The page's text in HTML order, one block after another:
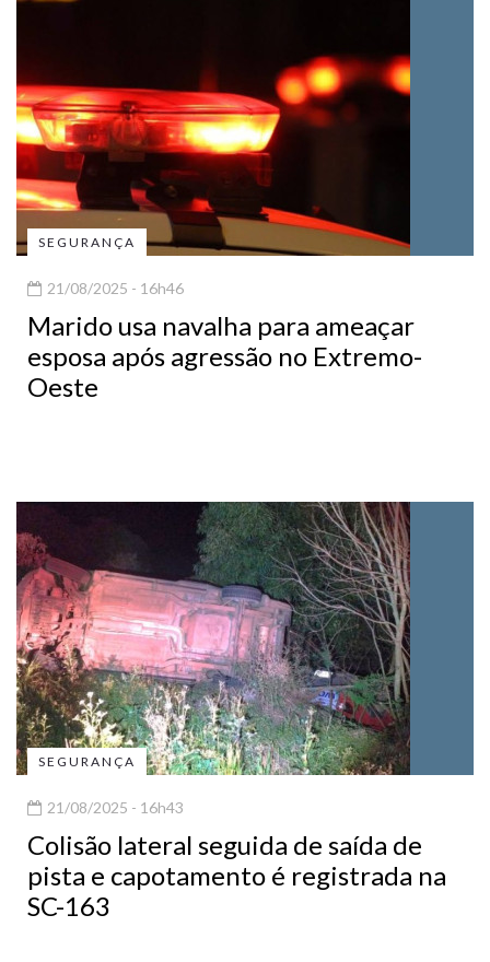
SEGURANÇA
21/08/2025 - 16h46
Marido usa navalha para ameaçar
esposa após agressão no Extremo-
Oeste
SEGURANÇA
21/08/2025 - 16h43
Colisão lateral seguida de saída de
pista e capotamento é registrada na
SC-163